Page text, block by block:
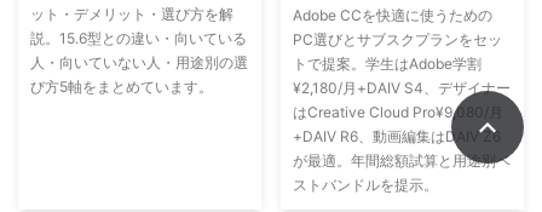
ット・デメリット・選び方を解
説。15.6型との違い・向いている
人・向いていない人・用途別の選
び方5軸をまとめています。
Adobe CCを快適に使うための
PC選びとサブスクプランをセッ
トで提案。学生はAdobe学割
¥2,180/月+DAIV S4、デザイナー
はCreative Cloud Pro¥9,080/月
+DAIV R6、動画編集はDAIV Z6
が最適。年間総額試算と用途別ベ
ストバンドルを提示。